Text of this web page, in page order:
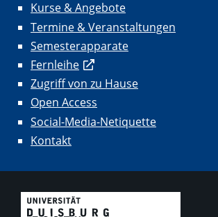
Kurse & Angebote
Termine & Veranstaltungen
Semesterapparate
Fernleihe
Zugriff von zu Hause
Open Access
Social-Media-Netiquette
Kontakt